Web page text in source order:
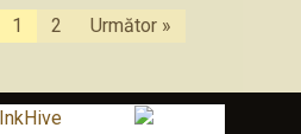
1 2 Următor »
InkHive